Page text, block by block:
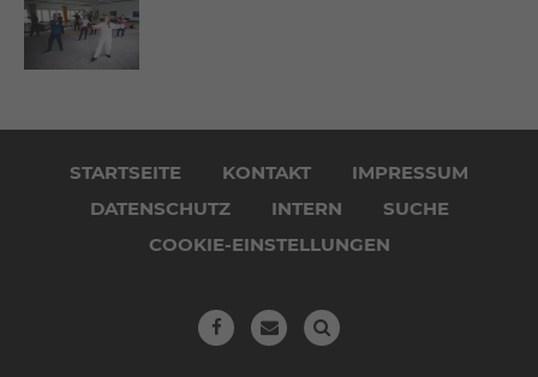
überspringen
STARTSEITE KONTAKT
IMPRESSUM
DATENSCHUTZ
INTERN
SUCHE
COOKIE-EINSTELLUNGEN